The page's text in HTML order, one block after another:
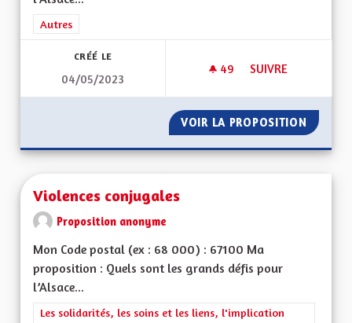
Filtrer les résultats de la catégorie : Autres
Autres
CRÉÉ LE
04/05/2023
49 49 ABONNÉS
SUIVRE
VOIR LA PROPOSITION VIREZ
Violences conjugales
Proposition anonyme
Mon Code postal (ex : 68 000) : 67100 Ma
proposition : Quels sont les grands défis pour
l’Alsace...
Filtrer les résultats de la catégorie : Les solidarités, les soins
Les solidarités, les soins et les liens, l'implication